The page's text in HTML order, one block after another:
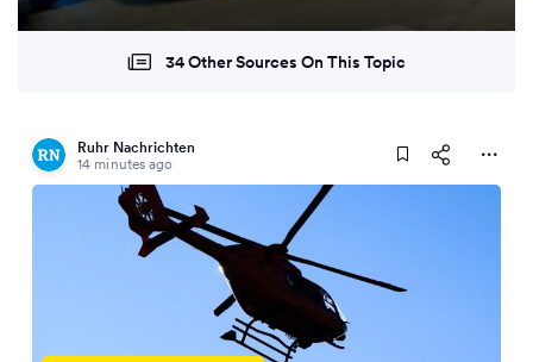
34 Other Sources On This Topic
Ruhr Nachrichten
14 minutes ago